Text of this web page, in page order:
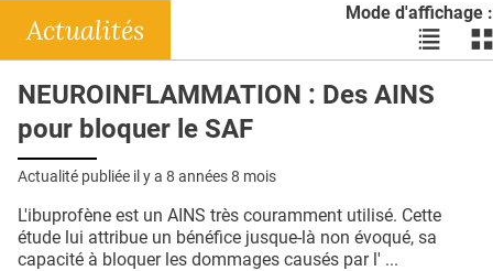
DOSSIERS
RÉSEAUX
E-REVUE SAD
THÉMA
QUI SOMMES-NOUS ?
Mode d'affichage :
Voir
les
en
les
Actualités
NEUROINFLAMMATION : Des AINS
pour bloquer le SAF
Actualité publiée il y a 8 années 8 mois
L'ibuprofène est un AINS très couramment utilisé. Cette
étude lui attribue un bénéfice jusque-là non évoqué, sa
capacité à bloquer les dommages causés par l' ...